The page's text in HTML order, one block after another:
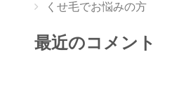
くせ毛でお悩みの方
最近のコメント